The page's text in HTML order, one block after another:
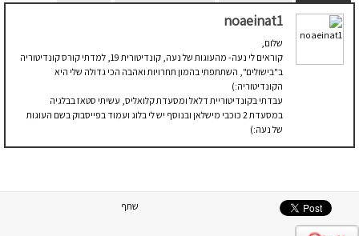
noaeinat1
שלום,
קוראים לי נעה- מהעוגות של נעה, קונדיטורית 19, למדתי קורס קונדיטוריה
ב"בישולים", השתתפתי בהמון תחרויות ואהבה הכי גדולה שלי היא
הקונדיטוריה:)
עבדתי בקונדיטוריית דלאל ומסעדת קלואליס, עשיתי סטאז בבלגיה
במסעדת 2 כוכבי מישלאן ובנוסף יש לי בלוג ועמוד בפייסבוק בשם העוגות
של נעה:)
שתף